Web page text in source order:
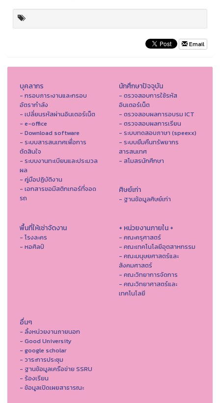
Email
บุคลากร
- กรอบภาระงานและกรอบ
อัตรากำลัง
- เปลี่ยนรหัสผ่านอินเตอร์เน็ต
- e-office
- Download software
- ระบบสารสนเทศเพื่อการ
ตัดสินใจ
- ระบบงานทะเบียนและประมวล
ผล
- คู่มือปฏิบัติงาน
- เอกสารขอมีสติกเกอร์ที่จอด
รถ
นักศึกษาปัจจุบัน
- ตรวจสอบการใช้รหัส
อินเตอร์เน็ต
- ตรวจสอบผลการอบรม ICT
- ตรวจสอบผลการเรียน
- ระบบทดสอบภาษา (speexx)
- ระบบยืมคืนทรัพยากร
สารสนเทศ
- สโมสรนักศึกษา
ศิษย์เก่า
- ฐานข้อมูลศิษย์เก่า
พื้นที่ให้เช่าจัดงาน
- โรงละคร
- หอศิลป์
+ หน่วยงานภายใน +
- คณะครุศาสตร์
- คณะเทคโนโลยีอุตสาหกรรม
- คณะมนุษยศาสตร์และ
สังคมศาสตร์
- คณะวิทยาการจัดการ
- คณะวิทยาศาสตร์และ
เทคโนโลยี
อื่นๆ
- ลิ้งหน่วยงานภายนอก
- Good University
- google scholar
- วาระการประชุม
- ฐานข้อมูลเครือข่าย SSRU
- ร้องเรียน
- ข้อมูลเปิดเผยสาธารณะ